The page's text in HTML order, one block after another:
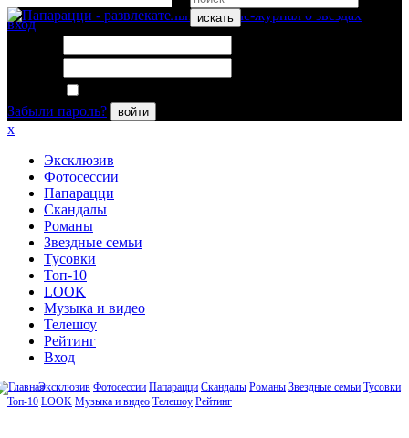
искать
вход
Забыли пароль?
войти
x
Эксклюзив
Фотосессии
Папарацци
Скандалы
Романы
Звездные семьи
Тусовки
Топ-10
LOOK
Музыка и видео
Телешоу
Рейтинг
Вход
Эксклюзив Фотосессии Папарацци Скандалы Романы Звездные семьи Тусовки
Топ-10 LOOK Музыка и видео Телешоу Рейтинг